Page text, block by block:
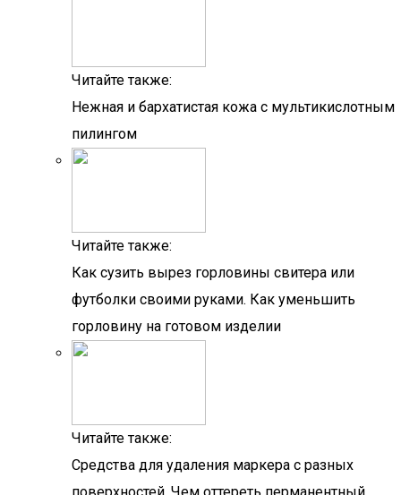
Читайте также:
Нежная и бархатистая кожа с мультикислотным
пилингом
Читайте также:
Как сузить вырез горловины свитера или
футболки своими руками. Как уменьшить
горловину на готовом изделии
Читайте также:
Средства для удаления маркера с разных